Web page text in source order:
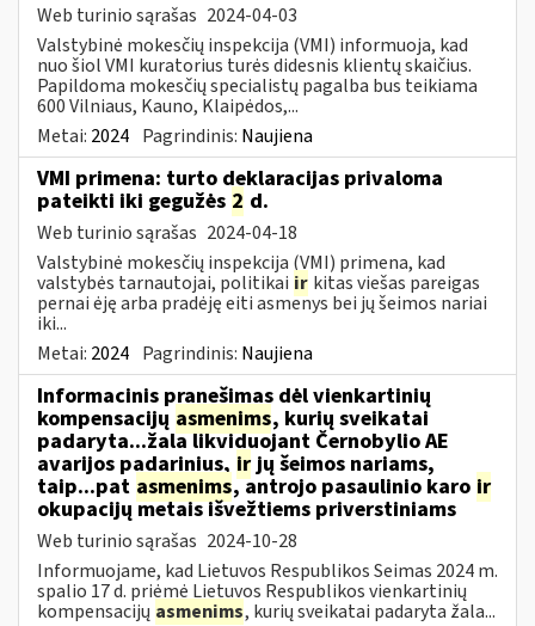
Web turinio sąrašas 2024-04-03
Valstybinė mokesčių inspekcija (VMI) informuoja, kad
nuo šiol VMI kuratorius turės didesnis klientų skaičius.
Papildoma mokesčių specialistų pagalba bus teikiama
600 Vilniaus, Kauno, Klaipėdos,...
Metai: 2024 Pagrindinis: Naujiena
VMI primena: turto deklaracijas privaloma
pateikti iki gegužės 2 d.
Web turinio sąrašas 2024-04-18
Valstybinė mokesčių inspekcija (VMI) primena, kad
valstybės tarnautojai, politikai ir kitas viešas pareigas
pernai ėję arba pradėję eiti asmenys bei jų šeimos nariai
iki...
Metai: 2024 Pagrindinis: Naujiena
Informacinis pranešimas dėl vienkartinių
kompensacijų asmenims, kurių sveikatai
padaryta...žala likviduojant Černobylio AE
avarijos padarinius, irjų šeimos nariams,
taip...pat asmenims, antrojo pasaulinio karo ir
okupacijų metais išvežtiems priverstiniams
Web turinio sąrašas 2024-10-28
Informuojame, kad Lietuvos Respublikos Seimas 2024 m.
spalio 17 d. priėmė Lietuvos Respublikos vienkartinių
kompensacijų asmenims, kurių sveikatai padaryta žala...